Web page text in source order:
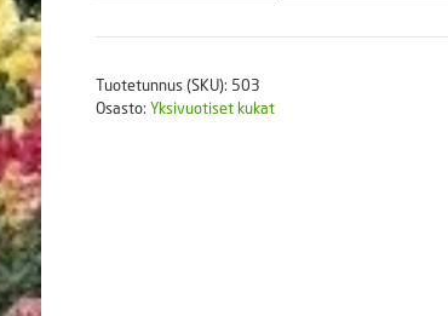
määrä
Tuotetunnus (SKU): 503
Osasto: Yksivuotiset kukat